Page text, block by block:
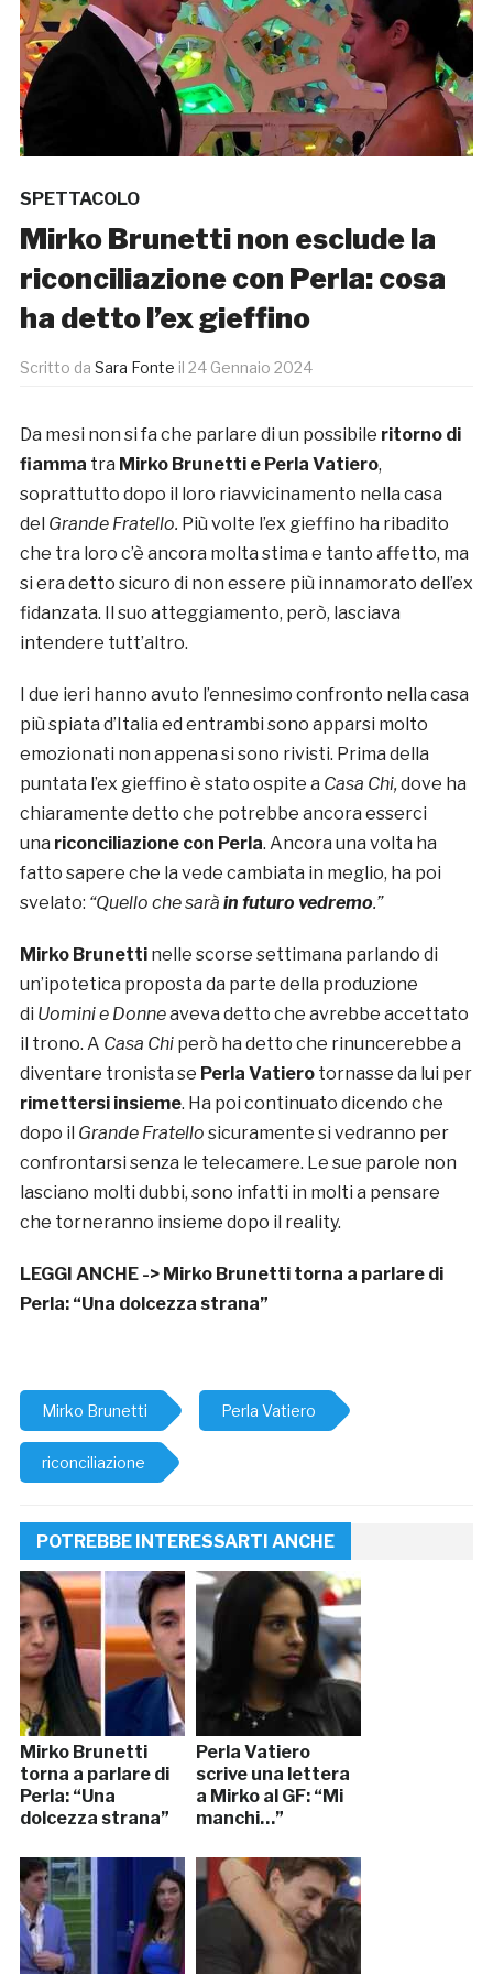
SPETTACOLO
Mirko Brunetti non esclude la
riconciliazione con Perla: cosa
ha detto l’ex gieffino
Scritto da Sara Fonte il 24 Gennaio 2024
Da mesi non si fa che parlare di un possibile ritorno di
fiamma tra Mirko Brunetti e Perla Vatiero,
soprattutto dopo il loro riavvicinamento nella casa
del Grande Fratello. Più volte l’ex gieffino ha ribadito
che tra loro c’è ancora molta stima e tanto affetto, ma
si era detto sicuro di non essere più innamorato dell’ex
fidanzata. Il suo atteggiamento, però, lasciava
intendere tutt’altro.
I due ieri hanno avuto l’ennesimo confronto nella casa
più spiata d’Italia ed entrambi sono apparsi molto
emozionati non appena si sono rivisti. Prima della
puntata l’ex gieffino è stato ospite a Casa Chi,dove ha
chiaramente detto che potrebbe ancora esserci
una riconciliazione con Perla. Ancora una volta ha
fatto sapere che la vede cambiata in meglio, ha poi
svelato: “Quello che sarà in futuro vedremo.”
Mirko Brunetti nelle scorse settimana parlando di
un’ipotetica proposta da parte della produzione
di Uomini e Donneaveva detto che avrebbe accettato
il trono. A Casa Chi però ha detto che rinuncerebbe a
diventare tronista se Perla Vatierotornasse da lui per
rimettersi insieme. Ha poi continuato dicendo che
dopo il Grande Fratello sicuramente si vedranno per
confrontarsi senza le telecamere. Le sue parole non
lasciano molti dubbi, sono infatti in molti a pensare
che torneranno insieme dopo il reality.
LEGGI ANCHE -> Mirko Brunetti torna a parlare di
Perla: “Una dolcezza strana”
Mirko Brunetti Perla Vatiero
riconciliazione
POTREBBE INTERESSARTI ANCHE
Mirko Brunetti
torna a parlare di
Perla: “Una
dolcezza strana”
Perla Vatiero
scrive una lettera
a Mirko al GF: “Mi
manchi…”